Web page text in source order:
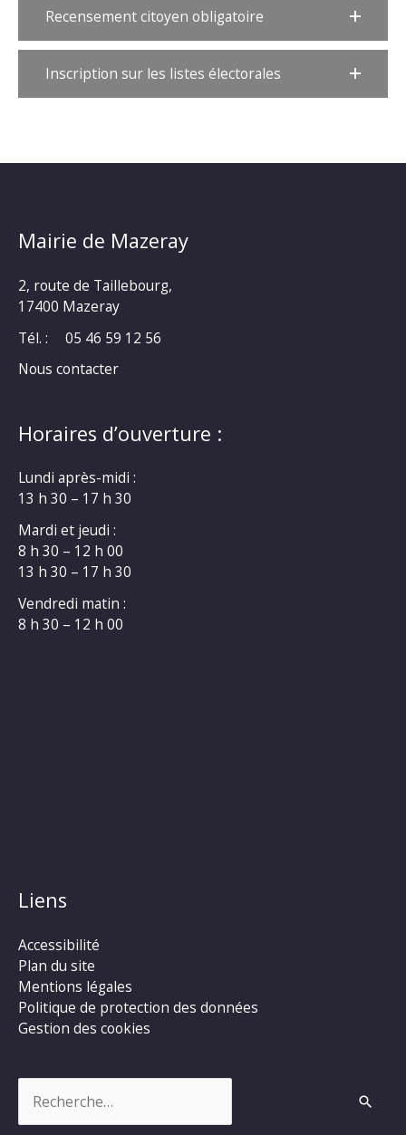
Recensement citoyen obligatoire
Inscription sur les listes électorales
Mairie de Mazeray
2, route de Taillebourg,
17400 Mazeray
Tél. :
05 46 59 12 56
Nous contacter
Horaires d’ouverture :
Lundi après-midi :
13 h 30 – 17 h 30
Mardi et jeudi :
8 h 30 – 12 h 00
13 h 30 – 17 h 30
Vendredi matin :
8 h 30 – 12 h 00
Liens
Accessibilité
Plan du site
Mentions légales
Politique de protection des données
Gestion des cookies